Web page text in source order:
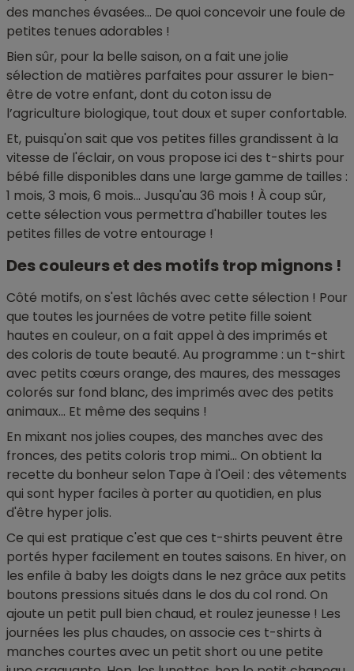
des manches évasées... De quoi concevoir une foule de
petites tenues adorables !
Bien sûr, pour la belle saison, on a fait une jolie
sélection de matières parfaites pour assurer le bien-
être de votre enfant, dont du coton issu de
l’agriculture biologique, tout doux et super confortable.
Et, puisqu'on sait que vos petites filles grandissent à la
vitesse de l'éclair, on vous propose ici des t-shirts pour
bébé fille disponibles dans une large gamme de tailles :
1 mois, 3 mois, 6 mois... Jusqu'au 36 mois ! À coup sûr,
cette sélection vous permettra d'habiller toutes les
petites filles de votre entourage !
Des couleurs et des motifs trop mignons !
Côté motifs, on s'est lâchés avec cette sélection ! Pour
que toutes les journées de votre petite fille soient
hautes en couleur, on a fait appel à des imprimés et
des coloris de toute beauté. Au programme : un t-shirt
avec petits cœurs orange, des maures, des messages
colorés sur fond blanc, des imprimés avec des petits
animaux... Et même des sequins !
En mixant nos jolies coupes, des manches avec des
fronces, des petits coloris trop mimi... On obtient la
recette du bonheur selon Tape à l'Oeil : des vêtements
qui sont hyper faciles à porter au quotidien, en plus
d'être hyper jolis.
Ce qui est pratique c'est que ces t-shirts peuvent être
portés hyper facilement en toutes saisons. En hiver, on
les enfile à baby les doigts dans le nez grâce aux petits
boutons pressions situés dans le dos du col rond. On
ajoute un petit pull bien chaud, et roulez jeunesse ! Les
journées les plus chaudes, on associe ces t-shirts à
manches courtes avec un petit short ou une petite